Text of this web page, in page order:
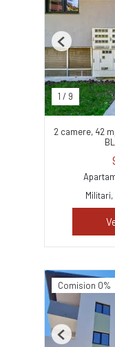
1 / 9
Previous
2 camere, 42
Comision 0%
Previous